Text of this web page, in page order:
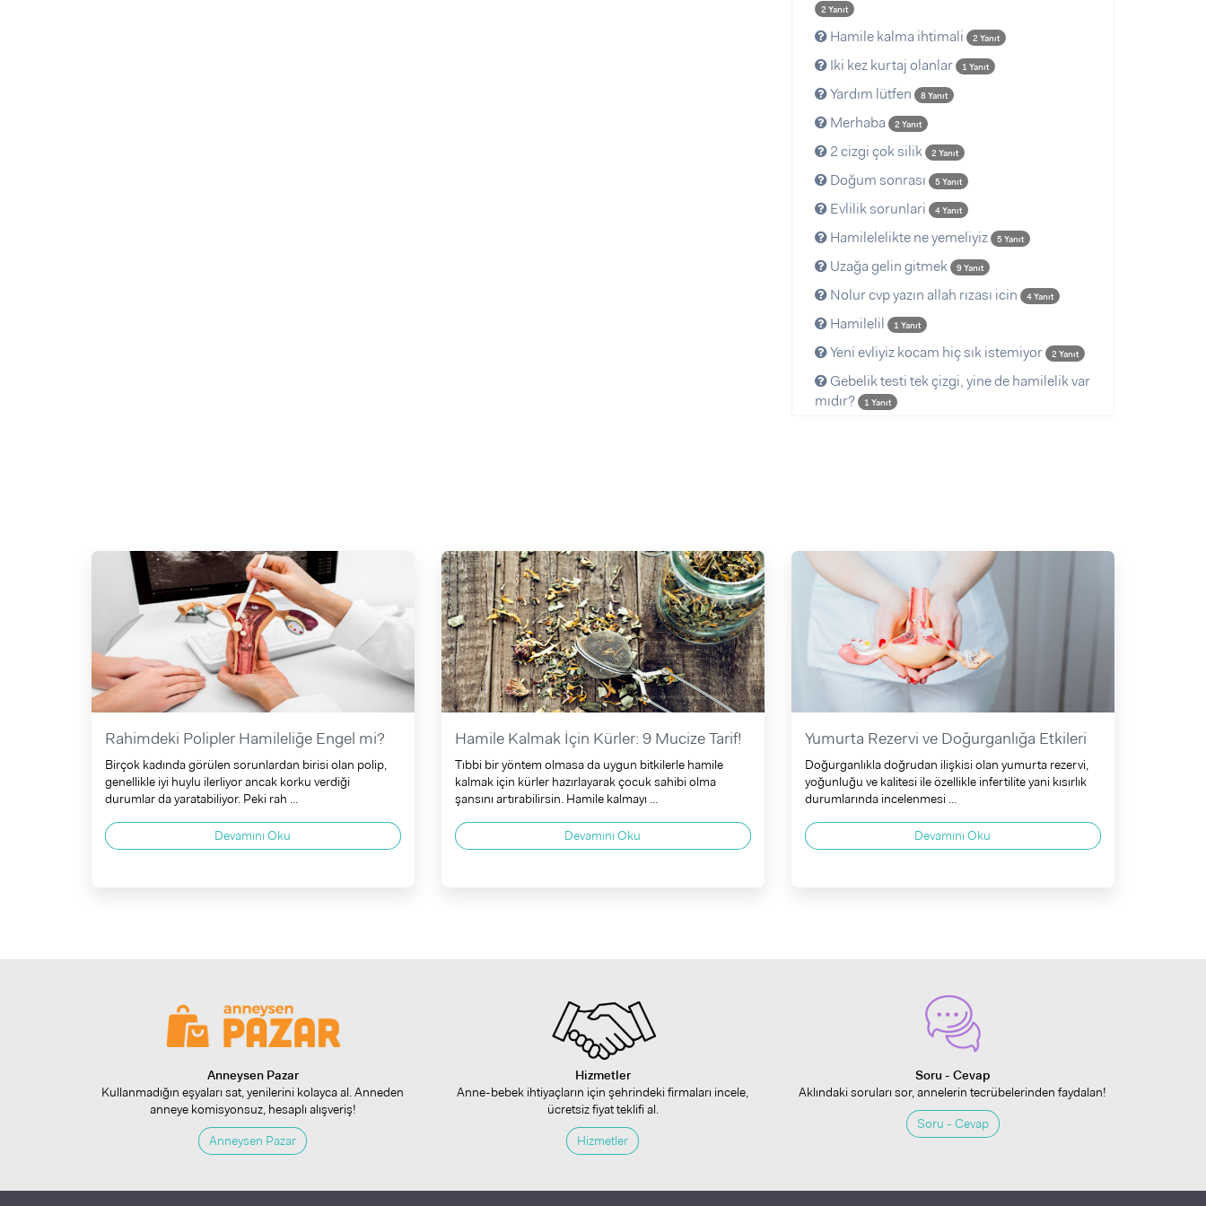
2 Yanıt
Hamile kalma ihtimali 2 Yanıt
Iki kez kurtaj olanlar 1 Yanıt
Yardım lütfen 8 Yanıt
Merhaba 2 Yanıt
2 cizgi çok silik 2 Yanıt
Doğum sonrası 5 Yanıt
Evlilik sorunlari 4 Yanıt
Hamilelelikte ne yemeliyiz 5 Yanıt
Uzağa gelin gitmek 9 Yanıt
Nolur cvp yazın allah rızası icin 4 Yanıt
Hamilelil 1 Yanıt
Yeni evliyiz kocam hiç sık istemiyor 2 Yanıt
Gebelik testi tek çizgi, yine de hamilelik var
mıdır?
1 Yanıt
Rahimdeki Polipler Hamileliğe Engel mi?
Birçok kadında görülen sorunlardan birisi olan polip,
genellikle iyi huylu ilerliyor ancak korku verdiği
durumlar da yaratabiliyor. Peki rah ...
Devamını Oku
Hamile Kalmak İçin Kürler: 9 Mucize Tarif!
Tıbbi bir yöntem olmasa da uygun bitkilerle hamile
kalmak için kürler hazırlayarak çocuk sahibi olma
şansını artırabilirsin. Hamile kalmayı ...
Devamını Oku
Yumurta Rezervi ve Doğurganlığa Etkileri
Doğurganlıkla doğrudan ilişkisi olan yumurta rezervi,
yoğunluğu ve kalitesi ile özellikle infertilite yani kısırlık
durumlarında incelenmesi ...
Devamını Oku
Anneysen Pazar
Kullanmadığın eşyaları sat, yenilerini kolayca al. Anneden
anneye komisyonsuz, hesaplı alışveriş!
Anneysen Pazar
Hizmetler
Anne-bebek ihtiyaçların için şehrindeki firmaları incele,
ücretsiz fiyat teklifi al.
Hizmetler
Soru - Cevap
Aklındaki soruları sor, annelerin tecrübelerinden faydalan!
Soru - Cevap